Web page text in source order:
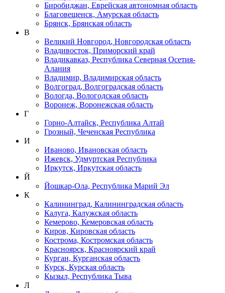
Биробиджан, Еврейская автономная область
Благовещенск, Амурская область
Брянск, Брянская область
В
Великий Новгород, Новгородская область
Владивосток, Приморский край
Владикавказ, Республика Северная Осетия-
Алания
Владимир, Владимирская область
Волгоград, Волгоградская область
Вологда, Вологодская область
Воронеж, Воронежская область
Г
Горно-Алтайск, Республика Алтай
Грозный, Чеченская Республика
И
Иваново, Ивановская область
Ижевск, Удмуртская Республика
Иркутск, Иркутская область
Й
Йошкар-Ола, Республика Марий Эл
К
Калининград, Калининградская область
Калуга, Калужская область
Кемерово, Кемеровская область
Киров, Кировская область
Кострома, Костромская область
Красноярск, Красноярский край
Курган, Курганская область
Курск, Курская область
Кызыл, Республика Тыва
Л